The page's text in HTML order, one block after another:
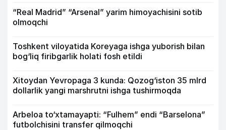
“Real Madrid” “Arsenal” yarim himoyachisini sotib
olmoqchi
Toshkent viloyatida Koreyaga ishga yuborish bilan
bog‘liq firibgarlik holati fosh etildi
Xitoydan Yevropaga 3 kunda: Qozog‘iston 35 mlrd
dollarlik yangi marshrutni ishga tushirmoqda
Arbeloa to‘xtamayapti: “Fulhem” endi “Barselona”
futbolchisini transfer qilmoqchi